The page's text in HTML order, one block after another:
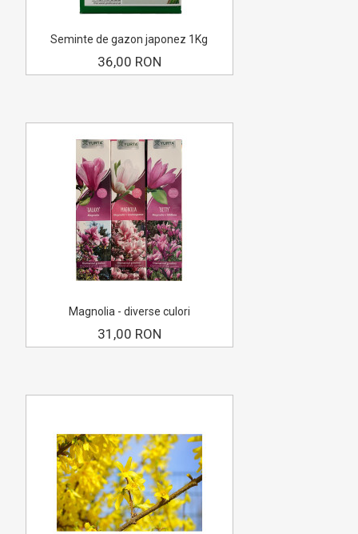
Seminte de gazon japonez 1Kg
36,00 RON
Magnolia - diverse culori
31,00 RON